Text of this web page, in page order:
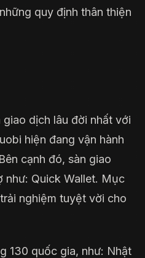
quy định thân thiện
giao dịch lâu đời nhất với
hiện đang vận hành
cạnh đó, sàn giao
như: Quick Wallet. Mục
nghiệm tuyệt vời cho
130 quốc gia, như: Nhật